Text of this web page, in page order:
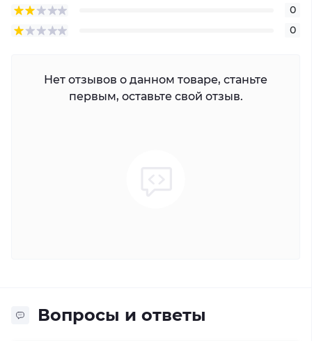
0
0
Нет отзывов о данном товаре, станьте
первым, оставьте свой отзыв.
Вопросы и ответы